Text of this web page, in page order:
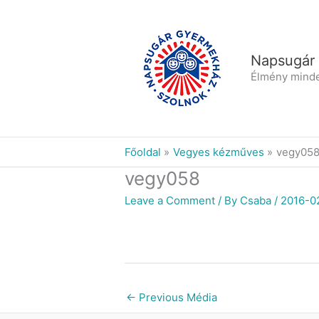
Élmény
Főoldal Vegyes kézműves vegy058
vegy058
Leave a Comment / By Csaba / 2016-
← Previous Média